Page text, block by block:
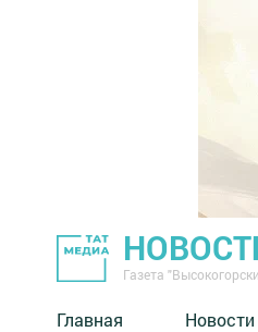
Газета
Главная Новости